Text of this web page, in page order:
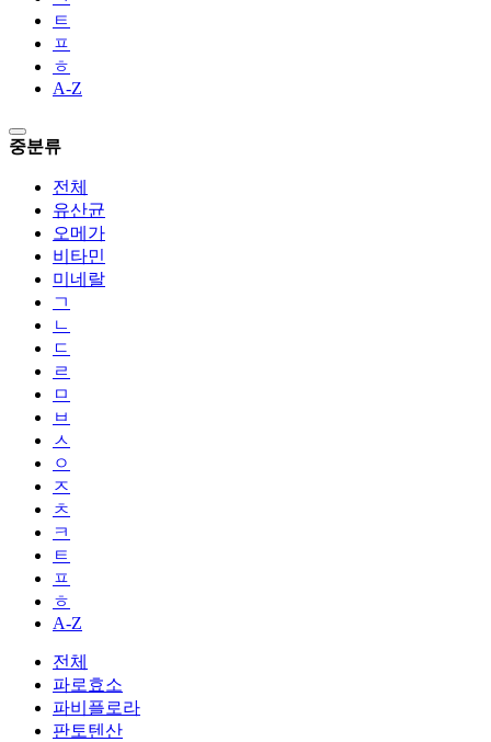
ㅌ
ㅍ
ㅎ
A-Z
중분류
전체
유산균
오메가
비타민
미네랄
ㄱ
ㄴ
ㄷ
ㄹ
ㅁ
ㅂ
ㅅ
ㅇ
ㅈ
ㅊ
ㅋ
ㅌ
ㅍ
ㅎ
A-Z
전체
파로효소
파비플로라
판토텐산